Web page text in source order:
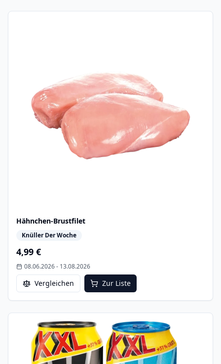
Hähnchen-Brustfilet
Knüller Der Woche
4,99 €
08.06.2026- 13.08.2026
Vergleichen Zur Liste